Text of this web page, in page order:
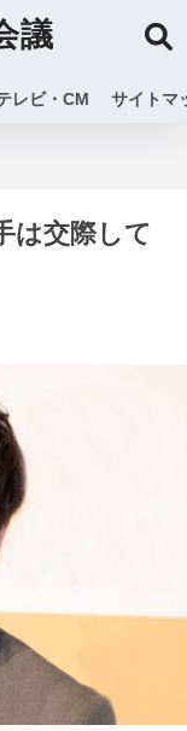
議
レビ・CM サイトマ
は交際して